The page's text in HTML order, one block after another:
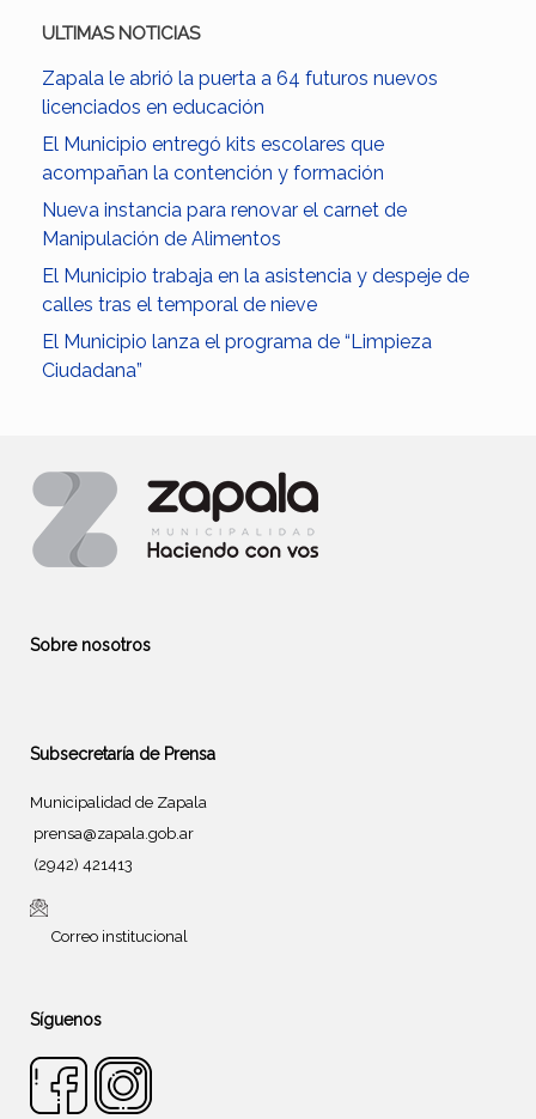
ULTIMAS NOTICIAS
Zapala le abrió la puerta a 64 futuros nuevos
licenciados en educación
El Municipio entregó kits escolares que
acompañan la contención y formación
Nueva instancia para renovar el carnet de
Manipulación de Alimentos
El Municipio trabaja en la asistencia y despeje de
calles tras el temporal de nieve
El Municipio lanza el programa de “Limpieza
Ciudadana”
Sobre nosotros
Subsecretaría de Prensa
Municipalidad de Zapala
prensa@zapala.gob.ar
(2942) 421413
Correo institucional
Síguenos